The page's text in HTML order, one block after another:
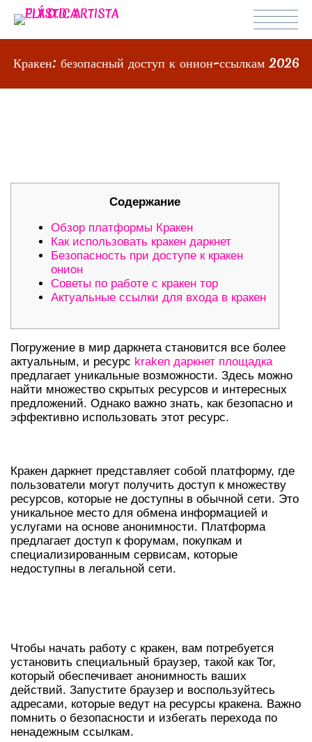
Кракен: безопасный доступ к онион-ссылкам 2026
Содержание
Обзор платформы Кракен
Как использовать кракен даркнет
Безопасность при доступе к кракен
онион
Советы по работе с кракен тор
Актуальные ссылки для входа в кракен
Погружение в мир даркнета становится все более
актуальным, и ресурс kraken даркнет площадка
предлагает уникальные возможности. Здесь можно
найти множество скрытых ресурсов и интересных
предложений. Однако важно знать, как безопасно и
эффективно использовать этот ресурс.
Кракен даркнет представляет собой платформу, где
пользователи могут получить доступ к множеству
ресурсов, которые не доступны в обычной сети. Это
уникальное место для обмена информацией и
услугами на основе анонимности. Платформа
предлагает доступ к форумам, покупкам и
специализированным сервисам, которые
недоступны в легальной сети.
Чтобы начать работу с кракен, вам потребуется
установить специальный браузер, такой как Tor,
который обеспечивает анонимность ваших
действий. Запустите браузер и воспользуйтесь
адресами, которые ведут на ресурсы кракена. Важно
помнить о безопасности и избегать перехода по
ненадежным ссылкам.